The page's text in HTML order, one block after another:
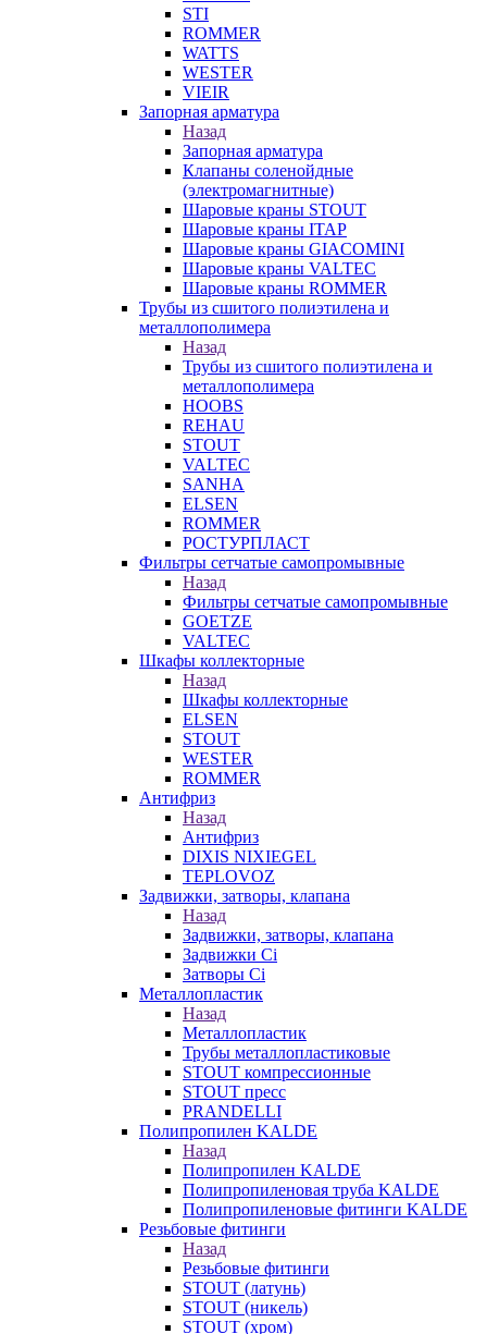
STI
ROMMER
WATTS
WESTER
VIEIR
Запорная арматура
Назад
Запорная арматура
Клапаны соленойдные
(электромагнитные)
Шаровые краны STOUT
Шаровые краны ITAP
Шаровые краны GIACOMINI
Шаровые краны VALTEC
Шаровые краны ROMMER
Трубы из сшитого полиэтилена и
металлополимера
Назад
Трубы из сшитого полиэтилена и
металлополимера
HOOBS
REHAU
STOUT
VALTEC
SANHA
ELSEN
ROMMER
РОСТУРПЛАСТ
Фильтры сетчатые самопромывные
Назад
Фильтры сетчатые самопромывные
GOETZE
VALTEC
Шкафы коллекторные
Назад
Шкафы коллекторные
ELSEN
STOUT
WESTER
ROMMER
Антифриз
Назад
Антифриз
DIXIS NIXIEGEL
TEPLOVOZ
Задвижки, затворы, клапана
Назад
Задвижки, затворы, клапана
Задвижки Ci
Затворы Ci
Металлопластик
Назад
Металлопластик
Трубы металлопластиковые
STOUT компрессионные
STOUT пресс
PRANDELLI
Полипропилен KALDE
Назад
Полипропилен KALDE
Полипропиленовая труба KALDE
Полипропиленовые фитинги KALDE
Резьбовые фитинги
Назад
Резьбовые фитинги
STOUT (латунь)
STOUT (никель)
STOUT (хром)